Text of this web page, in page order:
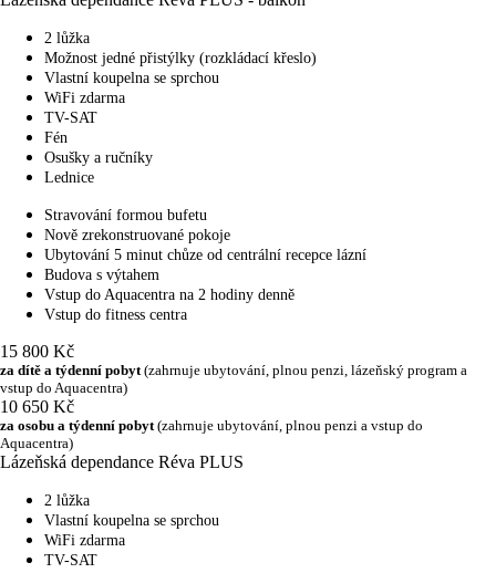
2 lůžka
Možnost jedné přistýlky (rozkládací křeslo)
Vlastní koupelna se sprchou
WiFi zdarma
TV-SAT
Fén
Osušky a ručníky
Lednice
Stravování formou bufetu
Nově zrekonstruované pokoje
Ubytování 5 minut chůze od centrální recepce lázní
Budova s výtahem
Vstup do Aquacentra na 2 hodiny denně
Vstup do fitness centra
15 800 Kč
za dítě a týdenní pobyt (zahrnuje ubytování, plnou penzi, lázeňský program a
vstup do Aquacentra)
10 650 Kč
za osobu a týdenní pobyt (zahrnuje ubytování, plnou penzi a vstup do
Aquacentra)
Lázeňská dependance Réva PLUS
2 lůžka
Vlastní koupelna se sprchou
WiFi zdarma
TV-SAT